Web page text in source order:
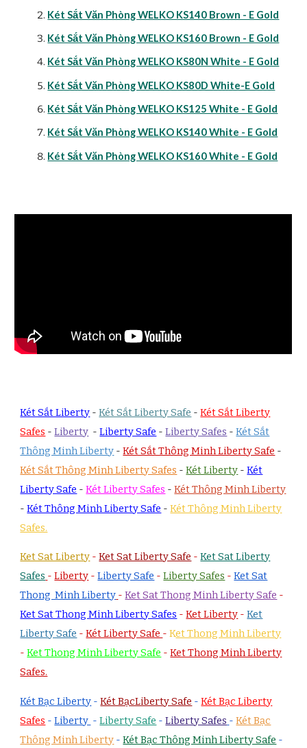
Két Sắt Văn Phòng WELKO KS140 Brown - E Gold
Két Sắt Văn Phòng WELKO KS160 Brown - E Gold
Két Sắt Văn Phòng WELKO KS80N White - E Gold
Két Sắt Văn Phòng WELKO KS80D White-E Gold
Két Sắt Văn Phòng WELKO KS125 White - E Gold
Két Sắt Văn Phòng WELKO KS140 White - E Gold
Két Sắt Văn Phòng WELKO KS160 White - E Gold
Két Sắt Liberty -Két Sắt Liberty Safe -Két Sắt Liberty
Safes -Liberty -Liberty Safe -Liberty Safes -Két Sắt
Thông Minh Liberty -Két Sắt Thông Minh Liberty Safe -
Két Sắt Thông Minh Liberty Safes -Két Liberty -Két
Liberty Safe -Két Liberty Safes -Két Thông Minh Liberty
-Két Thông Minh Liberty Safe -Két Thông Minh Liberty
Safes.
Ket Sat Liberty -Ket Sat Liberty Safe -Ket Sat Liberty
Safes -Liberty -Liberty Safe -Liberty Safes -Ket Sat
Thong Minh Liberty -Ket Sat Thong Minh Liberty Safe -
Ket Sat Thong Minh Liberty Safes -Ket Liberty -Ket
Liberty Safe -Két Liberty Safe -Ket Thong Minh Liberty
-Ket Thong Minh Liberty Safe -Ket Thong Minh Liberty
Safes.
Két Bạc Liberty -Két BạcLiberty Safe -Két Bạc Liberty
Safes -Liberty -Liberty Safe -Liberty Safes -Két Bạc
Thông Minh Liberty -Két Bạc Thông Minh Liberty Safe -